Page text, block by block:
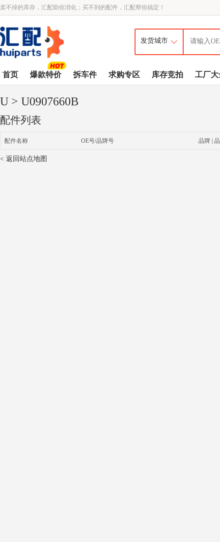
卖不掉的库存，汇配助你消化；买不到的配件，汇配帮你搞定！
首页 爆款特价 拆车件 求购专区 库存竞拍 工厂大
U > U0907660B
配件列表
配件名称 OE号/品牌号 品牌 |
< 返回站点地图